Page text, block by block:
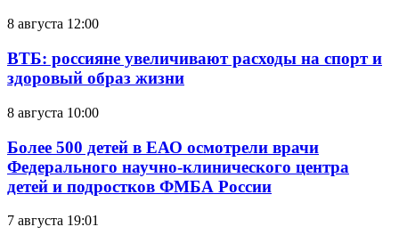
8 августа 12:00
ВТБ: россияне увеличивают расходы на спорт и
здоровый образ жизни
8 августа 10:00
Более 500 детей в ЕАО осмотрели врачи
Федерального научно-клинического центра
детей и подростков ФМБА России
7 августа 19:01